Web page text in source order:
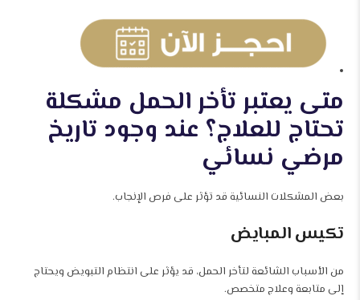
متى يعتبر تأخر الحمل مشكلة
تحتاج للعلاج؟ عند وجود تاريخ
مرضي نسائي
بعض المشكلات النسائية قد تؤثر على فرص الإنجاب.
تكيس المبايض
من الأسباب الشائعة لتأخر الحمل، قد يؤثر على انتظام التبويض ويحتاج
إلى متابعة وعلاج متخصص.